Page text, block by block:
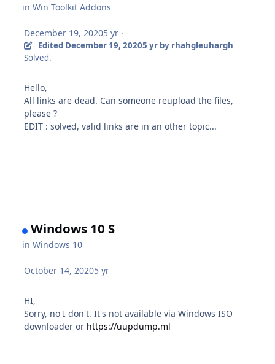
inWin Toolkit Addons
December 19, 20205 yr ·
Edited December 19, 20205 yrby rhahgleuhargh
Solved.
Hello,
All links are dead. Can someone reupload the files,
please ?
EDIT : solved, valid links are in an other topic...
Windows 10 S
inWindows 10
October 14, 20205 yr
HI,
Sorry, no I don't. It's not available via Windows ISO
downloader or https://uupdump.ml